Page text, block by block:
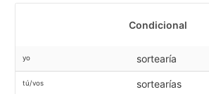
Condicional
yo sortearía
tú/vos sortearías